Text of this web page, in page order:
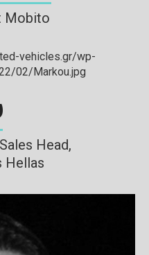
Mobito
Head,
Hellas